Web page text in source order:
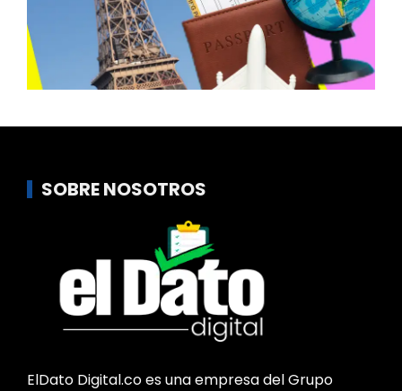
SOBRE NOSOTROS
ElDato Digital.co es una empresa del Grupo